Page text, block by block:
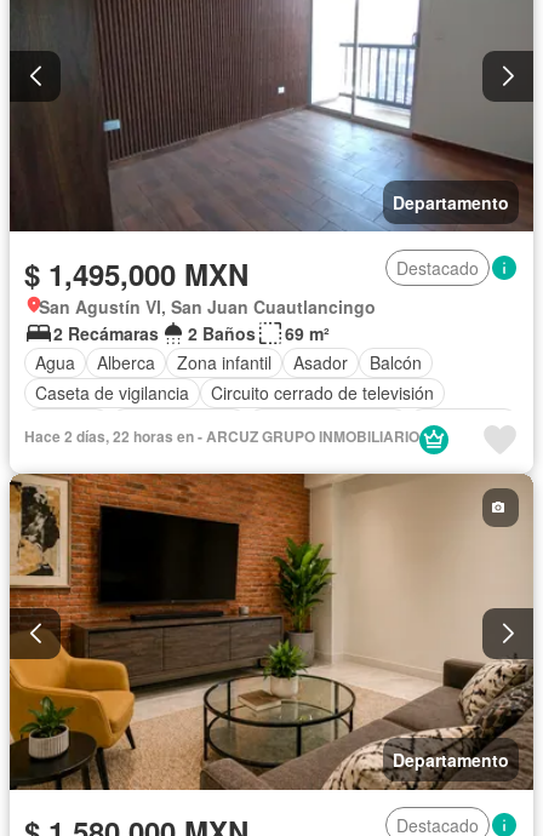
Departamento
$ 1,495,000 MXN
Destacado
San Agustín VI, San Juan Cuautlancingo
2 Recámaras
2 Baños
69 m²
Agua
Alberca Zona infantil Asador
Balcón
Caseta de vigilancia
Circuito cerrado de televisión
Electricidad
Recámara con closet
Sala polivalente
Seguridad
Terraza
Wifi Sin amueblar
Hace 2 días, 22 horas en - ARCUZ GRUPO INMOBILIARIO
Departamento
Destacado